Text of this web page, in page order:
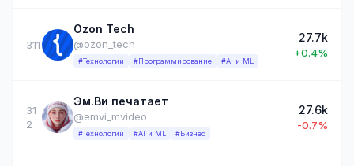
311
Ozon Tech
@ozon_tech
#Технологии #Программирование #AI и ML
27.7k
+0.4%
31
2
Эм.Ви печатает
@emvi_mvideo
#Технологии #AI и ML #Бизнес
27.6k
-0.7%